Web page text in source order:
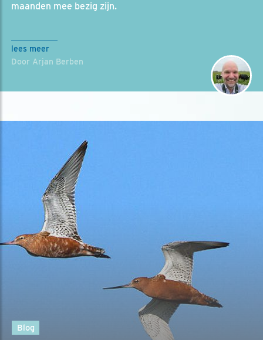
maanden mee bezig zijn.
lees meer
Door Arjan Berben
Blog